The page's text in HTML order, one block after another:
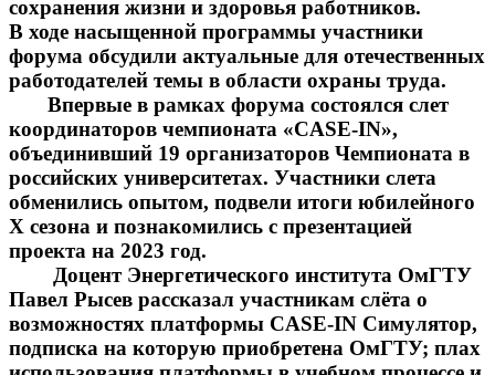
сохранения жизни и здоровья работников.
В ходе насыщенной программы участники
форума обсудили актуальные для отечественных
работодателей темы в области охраны труда.
Впервые в рамках форума состоялся слет
координаторов чемпионата «CASE-IN»,
объединивший 19 организаторов Чемпионата в
российских университетах. Участники слета
обменились опытом, подвели итоги юбилейного
Х сезона и познакомились с презентацией
проекта на 2023 год.
Доцент Энергетического института ОмГТУ
Павел Рысев рассказал участникам слёта о
возможностях платформы CASE-IN Симулятор,
подписка на которую приобретена ОмГТУ; плах